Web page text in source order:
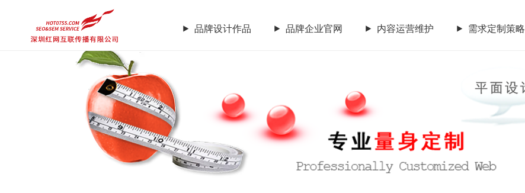
CGGEO：180 98979252
品牌企业官网 内容运营维护 需求定制策略
品牌设计作品 品牌企业官网 内容运营维护 需求定制策略